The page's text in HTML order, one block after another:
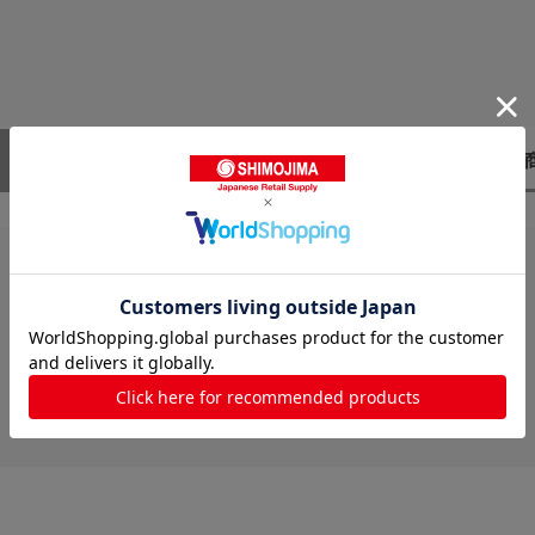
レビューはありません。